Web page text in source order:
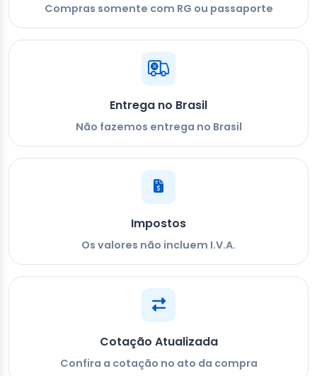
Compras somente com RG ou passaporte
Entrega no Brasil
Não fazemos entrega no Brasil
Impostos
Os valores não incluem I.V.A.
Cotação Atualizada
Confira a cotação no ato da compra